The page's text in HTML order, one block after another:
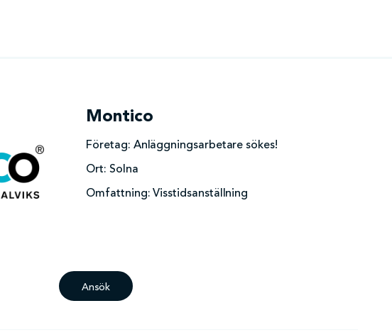
Montico
Företag: Anläggningsarbetare sökes!
Ort: Solna
Omfattning:Visstidsanställning
Ansök